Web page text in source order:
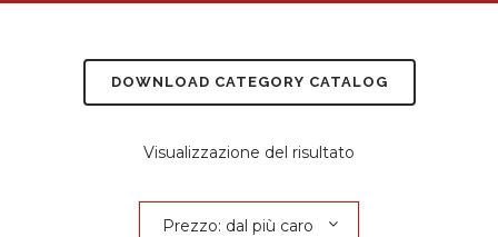
DOWNLOAD CATEGORY CATALOG
Visualizzazione del risultato
Prezzo: dal più caro